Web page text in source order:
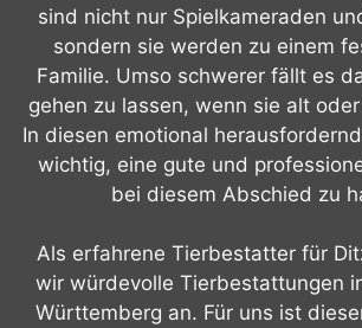
sind nicht nur Spielkameraden
sondern sie werden zu einem
Familie. Umso schwerer fällt es
gehen zu lassen, wenn sie alt
In diesen emotional
wichtig, eine gute und
bei diesem Abschied zu
Als erfahrene Tierbestatter für
wir würdevolle Tierbestattungen
Württemberg an. Für uns ist